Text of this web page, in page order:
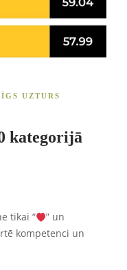
UZTURS
kategorijā
tikai “
” un
kompetenci un